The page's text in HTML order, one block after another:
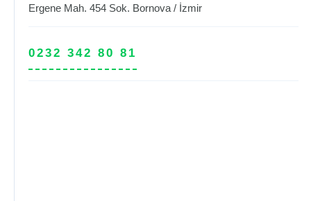
Ergene Mah. 454 Sok. Bornova / İzmir
0232 342 80 81